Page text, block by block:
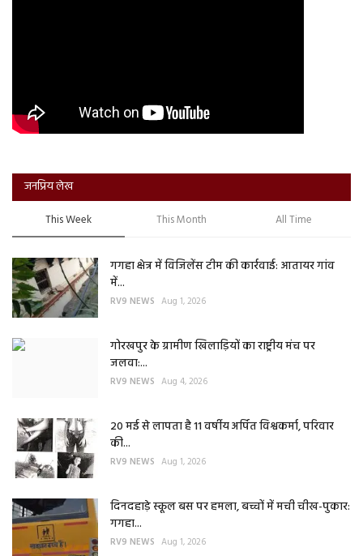
जनप्रिय लेख
This Week This Month All Time
गगहा क्षेत्र में विजिलेंस टीम की कार्रवाई: आतायर गांव
में...
RV9 NEWS Aug 1, 2026
गोरखपुर के ग्रामीण खिलाड़ियों का राष्ट्रीय मंच पर
जलवा:...
RV9 NEWS Aug 4, 2026
20 मई से लापता है 11 वर्षीय अर्पित विश्वकर्मा, परिवार
की...
RV9 NEWS Aug 1, 2026
दिनदहाड़े स्कूल बस पर हमला, बच्चों में मची चीख-पुकार:
गगहा...
RV9 NEWS Aug 1, 2026